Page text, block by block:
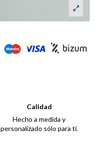
Calidad
Hecho a medida y
personalizado sólo para ti.